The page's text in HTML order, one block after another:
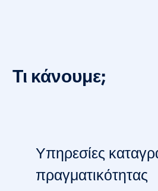
Τι κάνουμε;
Υπηρεσίες
πραγματικότητας